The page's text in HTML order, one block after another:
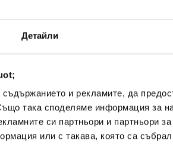
Детайли
съдържанието и рекламите, да
така споделяме информация за
си партньори и партньори
или с такава, която са